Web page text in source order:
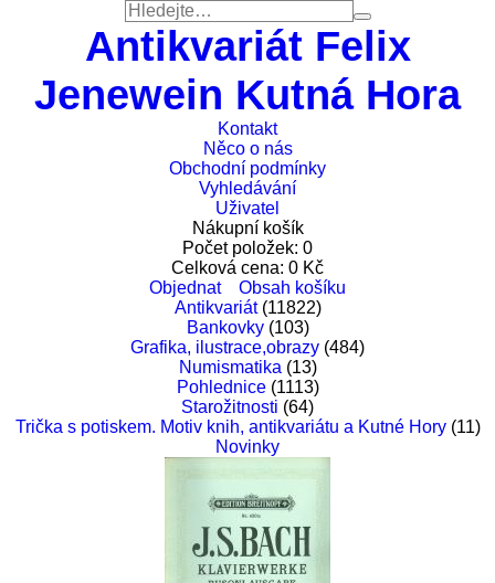
Antikvariát Felix
Jenewein Kutná Hora
Kontakt
Něco o nás
Obchodní podmínky
Vyhledávání
Uživatel
Nákupní košík
Počet položek: 0
Celková cena: 0 Kč
Objednat
Obsah košíku
Antikvariát(11822)
Bankovky(103)
Grafika, ilustrace,obrazy (484)
Numismatika (13)
Pohlednice(1113)
Starožitnosti (64)
Trička s potiskem. Motiv knih, antikvariátu a Kutné Hory(11)
Novinky